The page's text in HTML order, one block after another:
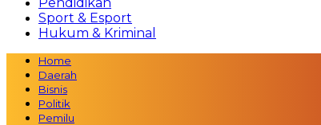
Sport & Esport
Hukum & Kriminal
Home
Daerah
Bisnis
Politik
Pemilu